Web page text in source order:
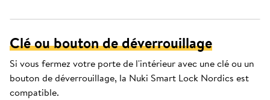
Clé ou bouton de déverrouillage
Si vous fermez votre porte de l'intérieur avec une clé ou un
bouton de déverrouillage, la Nuki Smart Lock Nordics est
compatible.